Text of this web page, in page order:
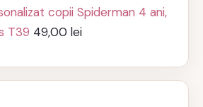
copii Spiderman 4 ani,
T39 49,00lei